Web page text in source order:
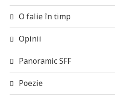
O falie în timp
Opinii
Panoramic SFF
Poezie